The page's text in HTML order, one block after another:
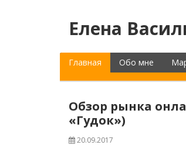
Елена
Главная Обо мне
Обзор рынка
«Гудок»)
20.09.2017